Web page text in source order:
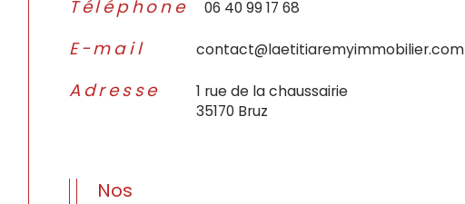
Téléphone 06 40 99 17 68
E-mail contact@laetitiaremyimmobilier.com
Adresse
1 rue de la chaussairie
35170 Bruz
Nos